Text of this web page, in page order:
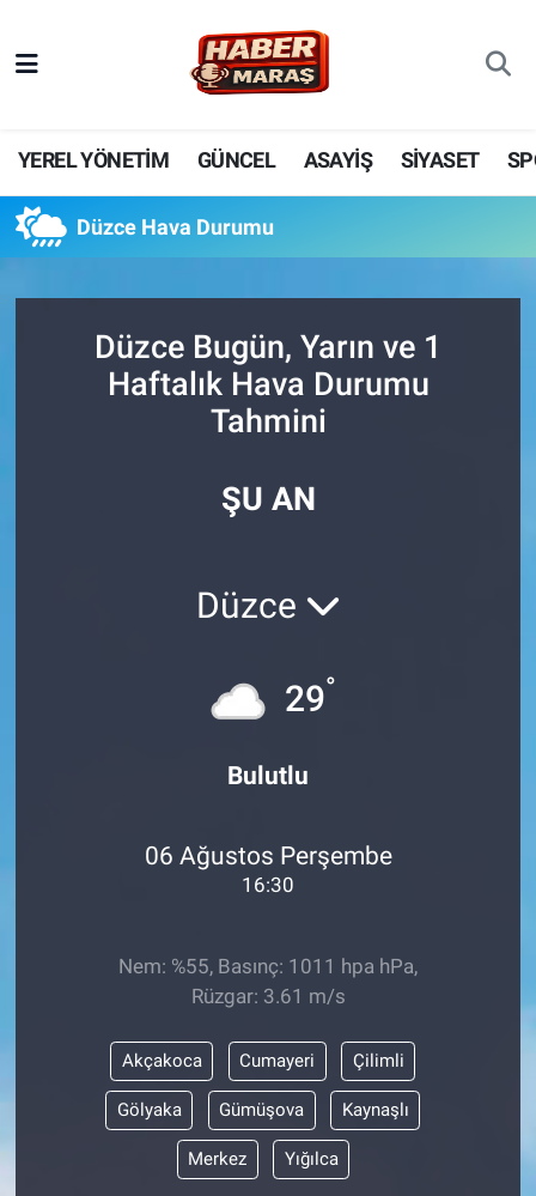
YEREL YÖNETİM GÜNCEL ASAYİŞ SİYASET
Düzce Hava Durumu
Düzce Bugün, Yarın ve 1
Haftalık Hava Durumu
Tahmini
ŞU AN
Düzce
29°
Bulutlu
06 Ağustos Perşembe
16:30
Nem: %55, Basınç: 1011 hpa hPa,
Rüzgar: 3.61 m/s
Akçakoca Cumayeri Çilimli
Gölyaka Gümüşova Kaynaşlı
Merkez Yığılca
YEREL YÖNETİM
GÜNCEL
BİLİM VE TEKNOLOJİ
SPOR
DÜNYA
Nöbetçi Eczaneler
Hava Durumu
Trafik Durumu
Tüm Manşetler
Son Dakika Haberleri